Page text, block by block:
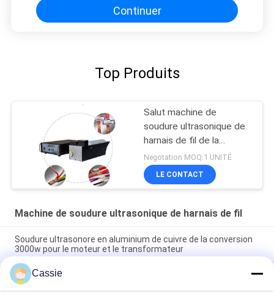
Continuer
Top Produits
Salut machine de
soudure ultrasonique de
harnais de fil de la
puissance 4000w
Negotation MOQ:1 UNITÉ
LE CONTACT
Machine de soudure ultrasonique de harnais de fil
Soudure ultrasonore en aluminium de cuivre de la conversion
3000w pour le moteur et le transformateur
machine de soudure ultrasonique de harnais du fil 20Khz pour
le procédé électrique de connexion de câblage cuivre de
soudure
Cassie